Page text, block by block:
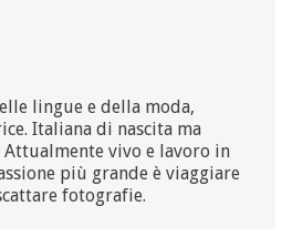
lingue e della moda,
Italiana di nascita ma
vivo e lavoro in
più grande è viaggiare
fotografie.